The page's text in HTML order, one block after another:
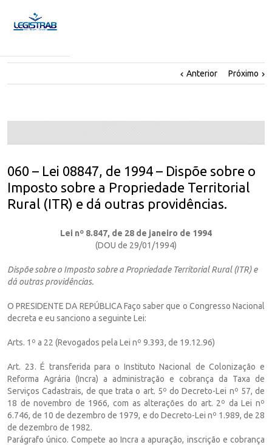
Anterior Próximo
060 – Lei 08847, de 1994 – Dispõe sobre o
Imposto sobre a Propriedade Territorial
Rural (ITR) e dá outras providências.
Lei nº 8.847, de 28 de janeiro de 1994
(DOU de 29/01/1994)
Dispõe sobre o Imposto sobre a Propriedade Territorial Rural (ITR) e
dá outras providências.
O PRESIDENTE DA REPÚBLICA Faço saber que o Congresso Nacional
decreta e eu sanciono a seguinte Lei:
Arts. 1º a 22 (Revogados pela Lei nº 9.393, de 19.12.96)
Art. 23. É transferida para o Instituto Nacional de Colonização e
Reforma Agrária (Incra) a administração e cobrança da Taxa de
Serviços Cadastrais, de que trata o art. 5º do Decreto-Lei nº 57, de
18 de novembro de 1966, com as alterações do art. 2º da Lei nº
6.746, de 10 de dezembro de 1979, e do Decreto-Lei nº 1.989, de 28
de dezembro de 1982.
Parágrafo único. Compete ao Incra a apuração, inscrição e cobrança